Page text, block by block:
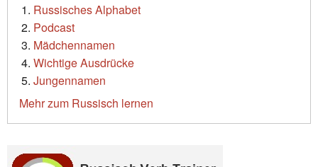
Russisches Alphabet
Podcast
Mädchennamen
Wichtige Ausdrücke
Jungennamen
Mehr zum Russisch lernen